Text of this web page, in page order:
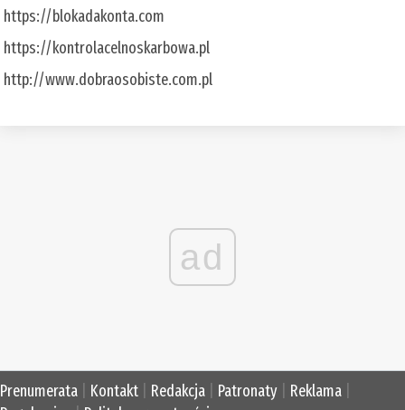
https://blokadakonta.com
https://kontrolacelnoskarbowa.pl
http://www.dobraosobiste.com.pl
ad
Prenumerata Kontakt Redakcja Patronaty Reklama